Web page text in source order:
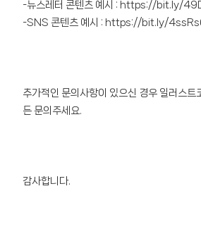
-뉴스레터 콘텐츠 예시 : https://bit.ly/
-SNS 콘텐츠 예시 : https://bit.ly/
추가적인 문의사항이 있으신 경우 일러스트
든 문의주세요.
감사합니다.